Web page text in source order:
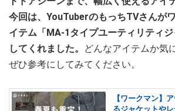
今回は、YouTuberのもっちTVさんが
イテム「MA-1タイプユーティリティ
してくれました。
どんなアイテムか気
ぜひ参考にしてみてください。
【ワークマン】
るジャケットや